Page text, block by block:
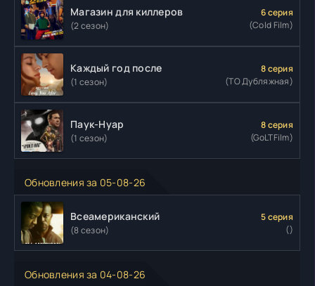
Магазин для киллеров
(2 сезон)
6 серия
(Cold Film)
Каждый год после
(1 сезон)
8 серия
(ТО Дубляжная)
Паук-Нуар
(1 сезон)
8 серия
(GoLTFilm)
Обновления за 05-08-26
Всеамериканский
(8 сезон)
5 серия
()
Обновления за 04-08-26